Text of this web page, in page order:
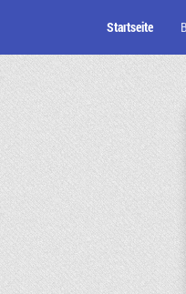
Zum
Seiteninhalt
Startseite